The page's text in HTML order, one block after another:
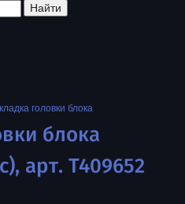
Найти
головки блока
блока
арт. T409652